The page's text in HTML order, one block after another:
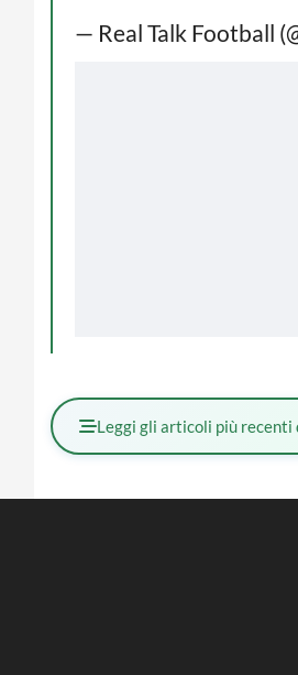
— Real Talk Football
Leggi gli articoli più recenti